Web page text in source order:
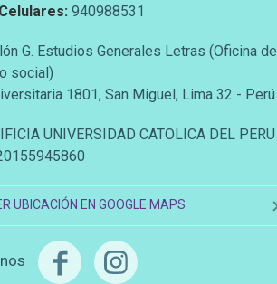
Celulares: 940988531
G. Estudios Generales Letras (Oficina de
social)
1801, San Miguel, Lima 32 - Perú
UNIVERSIDAD CATOLICA DEL PERU
UBICACIÓN EN GOOGLE MAPS